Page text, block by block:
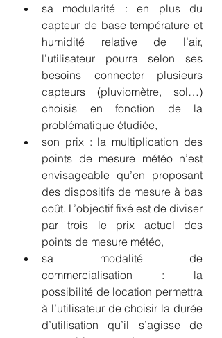
sa modularité : en plus du
capteur de base température et
humidité relative de l’air,
l’utilisateur pourra selon ses
besoins connecter plusieurs
capteurs (pluviomètre, sol…)
choisis en fonction de la
problématique étudiée,
son prix : la multiplication des
points de mesure météo n’est
envisageable qu’en proposant
des dispositifs de mesure à bas
coût. L’objectif fixé est de diviser
par trois le prix actuel des
points de mesure météo,
sa modalité de
commercialisation : la
possibilité de location permettra
à l’utilisateur de choisir la durée
d’utilisation qu’il s’agisse de